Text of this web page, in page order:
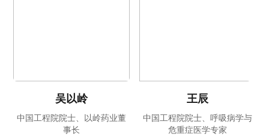
吴以岭
中国工程院院士、以岭药业董
事长
王辰
中国工程院院士、呼吸病学与
危重症医学专家